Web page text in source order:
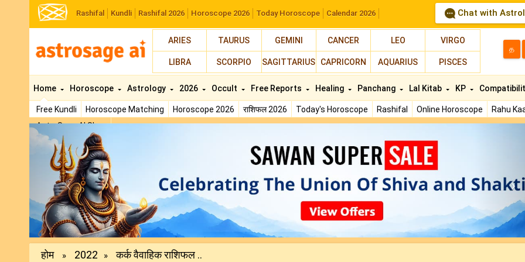
Rashifal Kundli Rashifal 2026 Horoscope 2026 Today Horoscope Calendar 2026 Chat with
ARIES TAURUS GEMINI CANCER LEO VIRGO
LIBRA SCORPIO SAGITTARIUS CAPRICORN AQUARIUS PISCES
த
Home
Free Kundli Horoscope Matching Horoscope 2026 राशिफल 2026 Today's Horoscope Rashifal Online Horoscope Rahu
AstroSage AI Shop
Horoscope Astrology 2026 Occult Free Reports Healing Panchang Lal Kitab KP
Previous
होम » 2022 » कर्क वैवाहिक राशिफल ..